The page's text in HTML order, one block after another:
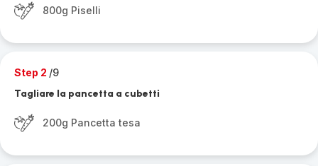
800g Piselli
Step 2 /9
Tagliare la pancetta a cubetti
200g Pancetta tesa